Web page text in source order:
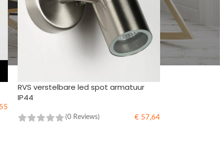
RVS verstelbare led spot armatuur
IP44
(0 Reviews) €57,64